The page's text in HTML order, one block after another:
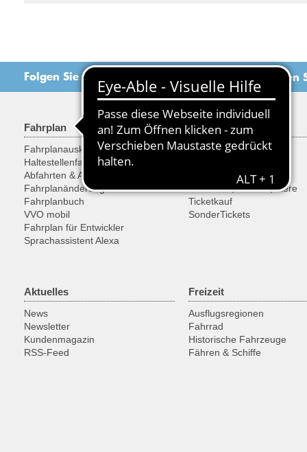
Folgen Sie uns Empfehlen
Fahrplan
Fahrplanauskunft
Haltestellenfahrplan
Abfahrten & Ankünfte
Fahrplanänderungen
Fahrplanbuch
VVO mobil
Fahrplan für Entwickler
Sprachassistent Alexa
Tarif & Tickets
Tarif
Ermäßigungen
Fahrräder, Sachen, Tiere
Ticketkauf
SonderTickets
Aktuelles
News
Newsletter
Kundenmagazin
RSS-Feed
Freizeit
Ausflugsregionen
Fahrrad
Historische Fahrzeuge
Fähren & Schiffe